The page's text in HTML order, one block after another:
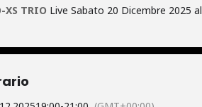
XS TRIO Live Sabato 20 Dicembre 2025 al